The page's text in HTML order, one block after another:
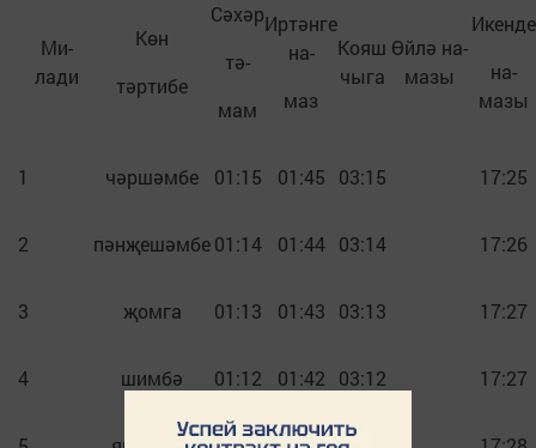
Ми-
лади
Көн
тәртибе
Сәхәр
тә-
мам
Иртәнге
на-
маз
Кояш
чыга
Өйлә на-
мазы
Икенде
на-
мазы
1 чәршәмбе 01:15 01:45 03:15 17:25
2 пәнҗешәмбе01:14 01:44 03:14 17:26
3 җомга 01:13 01:43 03:13 17:27
4 шимбә 01:12 01:42 03:12 17:27